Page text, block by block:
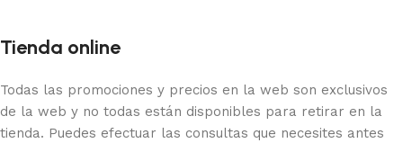
Tienda online
Todas las promociones y precios en la web son exclusivos
de la web y no todas están disponibles para retirar en la
tienda. Puedes efectuar las consultas que necesites antes